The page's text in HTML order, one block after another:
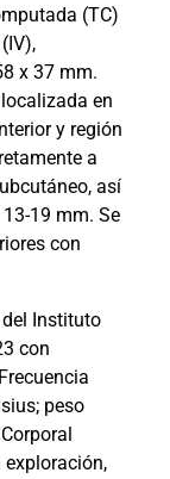
(TC)
x 37 mm.
en
y región
a
así
19 mm. Se
con
Instituto
con
peso